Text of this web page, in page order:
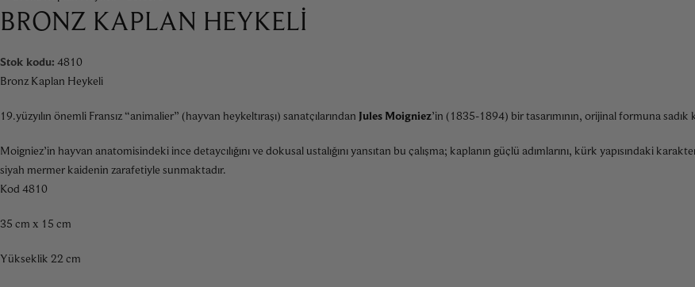
BRONZ KAPLAN HEYKELI
Stok kodu: 4810
Bronz Kaplan Heykeli
19.yüzyılın önemli Fransız “animalier” (hayvan heykeltıraşı) sanatçılarından Jules Moigniez’in (1835-1894) bir tasarımının, orijinal formuna
Moigniez’in hayvan anatomisindeki ince detaycılığını ve dokusal ustalığını yansıtan bu çalışma; kaplanın güçlü adımlarını, kürk yapısındaki
siyah mermer kaidenin zarafetiyle sunmaktadır.
Kod 4810
35 cm x 15 cm
Yükseklik 22 cm